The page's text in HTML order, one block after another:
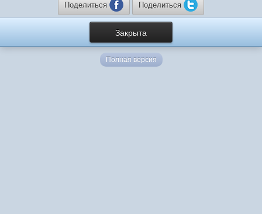
Поделиться Поделиться
Закрыта
Полная версия